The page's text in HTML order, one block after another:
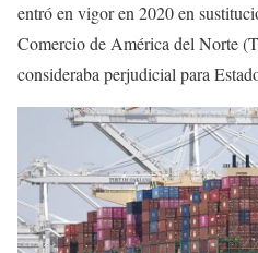
entró en vigor en 2020 en
Comercio de América del Norte
consideraba perjudicial para